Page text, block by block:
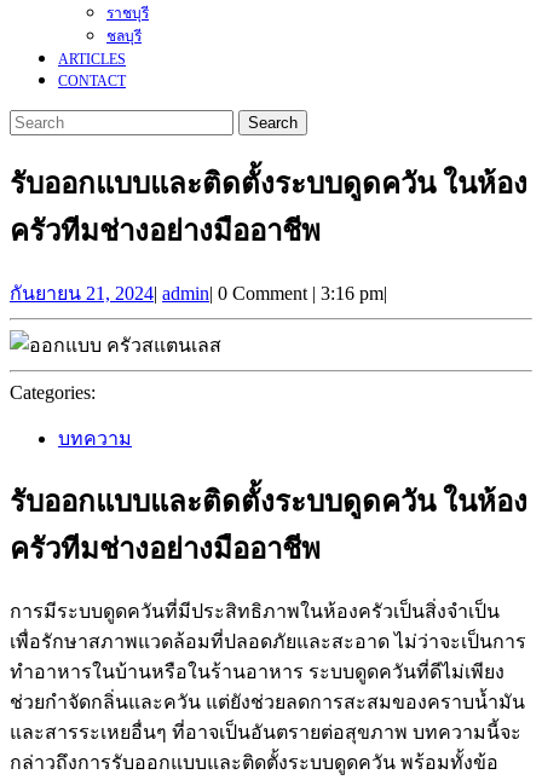
ราชบุรี
ชลบุรี
ARTICLES
CONTACT
Search
for:
รับออกแบบและติดตั้งระบบดูดควัน ในห้อง
ครัวทีมช่างอย่างมืออาชีพ
กันยายน 21, 2024กันยายน
21,
2024
| admin| 0 Comment | 3:16 pm|
Categories:
บทความ
รับออกแบบและติดตั้งระบบดูดควัน ในห้อง
ครัวทีมช่างอย่างมืออาชีพ
การมีระบบดูดควันที่มีประสิทธิภาพในห้องครัวเป็นสิ่งจำเป็น
เพื่อรักษาสภาพแวดล้อมที่ปลอดภัยและสะอาด ไม่ว่าจะเป็นการ
ทำอาหารในบ้านหรือในร้านอาหาร ระบบดูดควันที่ดีไม่เพียง
ช่วยกำจัดกลิ่นและควัน แต่ยังช่วยลดการสะสมของคราบน้ำมัน
และสารระเหยอื่นๆ ที่อาจเป็นอันตรายต่อสุขภาพ บทความนี้จะ
กล่าวถึงการรับออกแบบและติดตั้งระบบดูดควัน พร้อมทั้งข้อ